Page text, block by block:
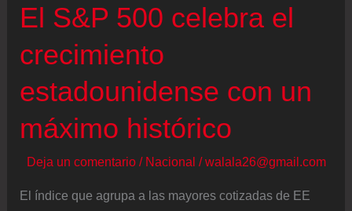
El S&P 500 celebra el
crecimiento
estadounidense con un
máximo histórico
Deja un comentario / Nacional /walala26@gmail.com
El índice que agrupa a las mayores cotizadas de EE